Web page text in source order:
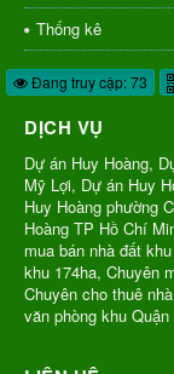
Thống kê
Đang truy cập: 73
DỊCH VỤ
Dự án Huy Hoàng,
Mỹ Lợi, Dự án Huy
Huy Hoàng phường
Hoàng TP Hồ Chí
mua bán nhà đất
khu 174ha, Chuyên
Chuyên cho thuê
văn phòng khu Quận